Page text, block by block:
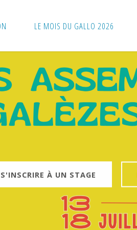
LE MOIS DU GALLO 2026
S'INSCRIRE À UN STAGE